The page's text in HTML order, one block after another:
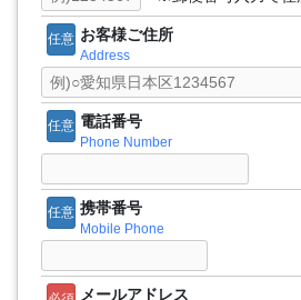
任意 お客様ご住所
Address
任意 電話番号
Phone Number
任意 携帯番号
Mobile Phone
メールアドレス